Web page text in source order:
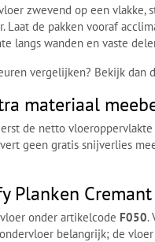
zwevend op een
Laat de pakken vooraf
langs wanden en vaste
vergelijken? Bekijk dan
materiaal
de netto
geen gratis snijverlies
Planken
onder artikelcode F050.
belangrijk; de